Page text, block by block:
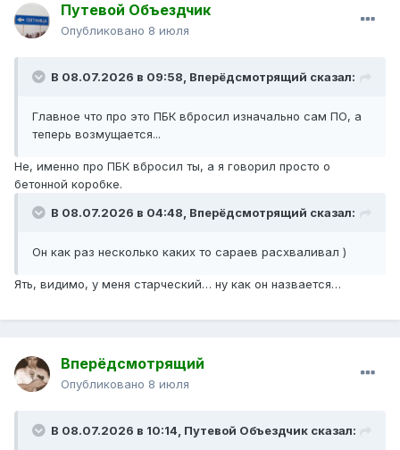
Путевой Объездчик
Опубликовано 8 июля
В 08.07.2026 в 09:58, Вперёдсмотрящий сказал:
Главное что про это ПБК вбросил изначально сам ПО, а
теперь возмущается...
Не, именно про ПБК вбросил ты, а я говорил просто о
бетонной коробке.
В 08.07.2026 в 04:48, Вперёдсмотрящий сказал:
Он как раз несколько каких то сараев расхваливал )
Ять, видимо, у меня старческий… ну как он назвается…
Вперёдсмотрящий
Опубликовано 8 июля
В 08.07.2026 в 10:14, Путевой Объездчик сказал: